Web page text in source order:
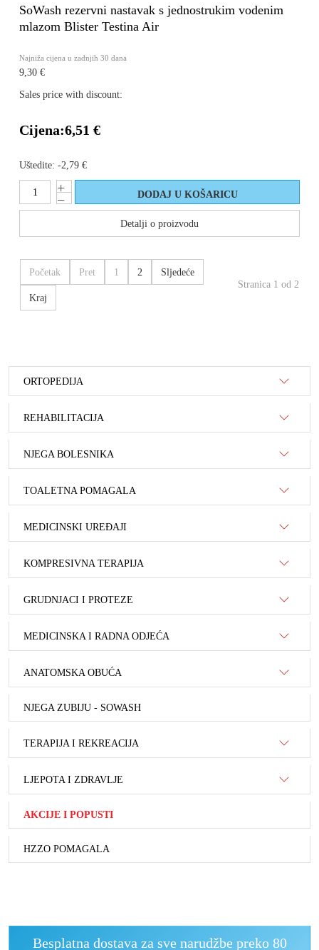
SoWash rezervni nastavak s jednostrukim vodenim
mlazom Blister Testina Air
Najniža cijena u zadnjih 30 dana
9,30 €
Sales price with discount:
Cijena:6,51 €
Uštedite: -2,79 €
Detalji o proizvodu
Početak Pret 1 2 Sljedeće
Kraj
Stranica 1 od 2
ORTOPEDIJA
REHABILITACIJA
NJEGA BOLESNIKA
TOALETNA POMAGALA
MEDICINSKI UREĐAJI
KOMPRESIVNA TERAPIJA
GRUDNJACI I PROTEZE
MEDICINSKA I RADNA ODJEĆA
ANATOMSKA OBUĆA
NJEGA ZUBIJU - SOWASH
TERAPIJA I REKREACIJA
LJEPOTA I ZDRAVLJE
AKCIJE I POPUSTI
HZZO POMAGALA
Besplatna dostava za sve narudžbe preko 80